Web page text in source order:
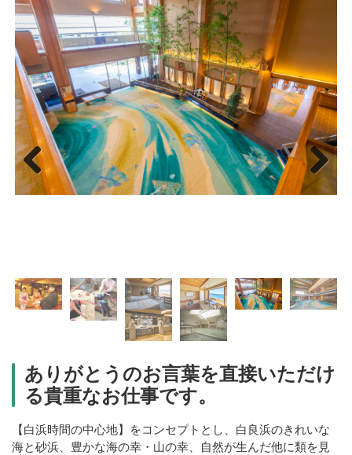
Previous Next
ありがとうのお言葉を直接いただけ
る貴重なお仕事です。
【白浜時間の中心地】をコンセプトとし、白良浜のきれいな
海と砂浜、豊かな海の幸・山の幸、自然が生んだ他に類を見